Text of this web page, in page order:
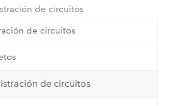
de circuitos
de circuitos
de circuitos